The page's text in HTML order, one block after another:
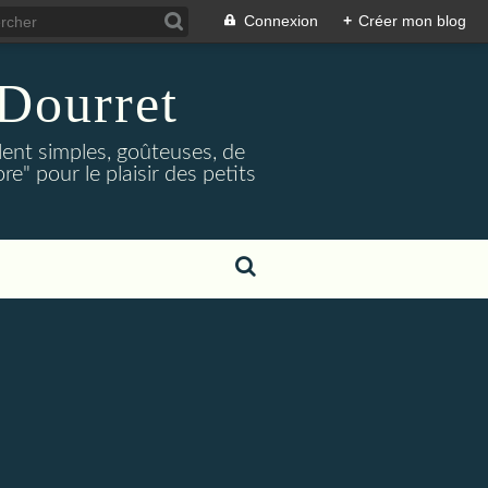
Connexion + Créer mon blog
simples, goûteuses, de
pour le plaisir des petits